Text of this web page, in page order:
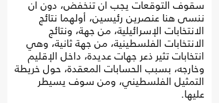
سقوف التوقعات يجب ان تنخفض، دون ان
ننسى هنا عنصرين رئيسين، أولهما نتائج
الانتخابات الإسرائيلية، من جهة، ونتائج
الانتخابات الفلسطينية، من جهة ثانية، وهي
انتخابات تثير ذعر جهات عديدة، داخل الإقليم
وخارجه، بسبب الحسابات المعقدة، حول خريطة
التمثيل الفلسطيني، ومن سوف يسيطر
عليها.